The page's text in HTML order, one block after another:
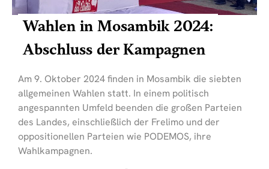
Wahlen in Mosambik 2024:
Abschluss der Kampagnen
Am 9. Oktober 2024 finden in Mosambik die siebten
allgemeinen Wahlen statt. In einem politisch
angespannten Umfeld beenden die großen Parteien
des Landes, einschließlich der Frelimo und der
oppositionellen Parteien wie PODEMOS, ihre
Wahlkampagnen.